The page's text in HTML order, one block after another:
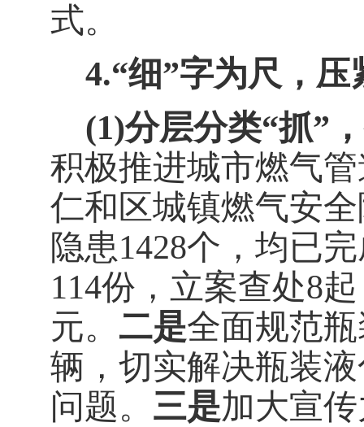
式。
4.“细”字为尺，
(1)分层分类“抓”
积极推进城市燃气
仁和区城镇燃气安
隐患1428个，均已
114份，立案查处8
元。 二是全面规范
辆 ，切实解决瓶装
问题。 三是加大宣